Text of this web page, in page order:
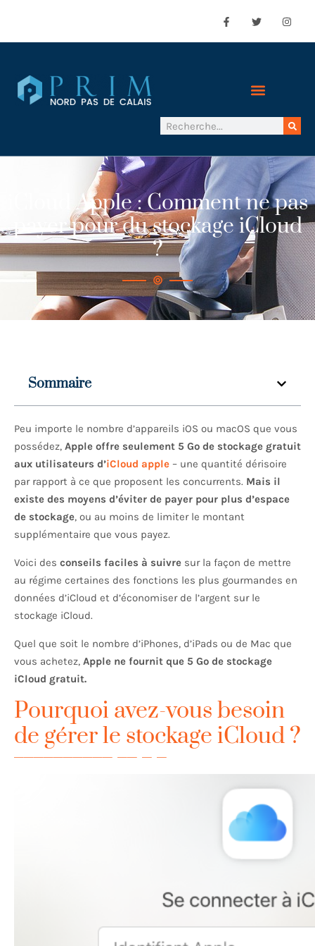
iCloud Apple : Comment ne pas
payer pour du stockage iCloud
?
Sommaire
Peu importe le nombre d’appareils iOS ou macOS que vous
possédez, Apple offre seulement 5 Go de stockage gratuit
aux utilisateurs d’iCloud apple – une quantité dérisoire
par rapport à ce que proposent les concurrents. Mais il
existe des moyens d’éviter de payer pour plus d’espace
de stockage, ou au moins de limiter le montant
supplémentaire que vous payez.
Voici des conseils faciles à suivre sur la façon de mettre
au régime certaines des fonctions les plus gourmandes en
données d’iCloud et d’économiser de l’argent sur le
stockage iCloud.
Quel que soit le nombre d’iPhones, d’iPads ou de Mac que
vous achetez, Apple ne fournit que 5 Go de stockage
iCloud gratuit.
Pourquoi avez-vous besoin
de gérer le stockage iCloud ?